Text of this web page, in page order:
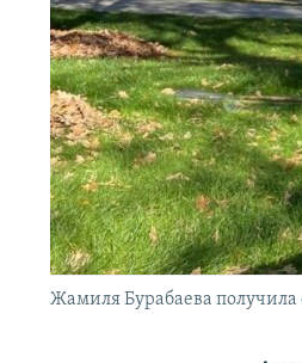
Жамиля Бурабаева получила